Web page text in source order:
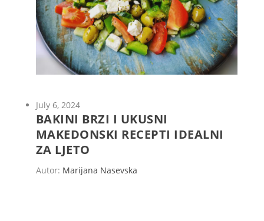
July 6, 2024
BAKINI BRZI I UKUSNI
MAKEDONSKI RECEPTI IDEALNI
ZA LJETO
Autor: Marijana Nasevska